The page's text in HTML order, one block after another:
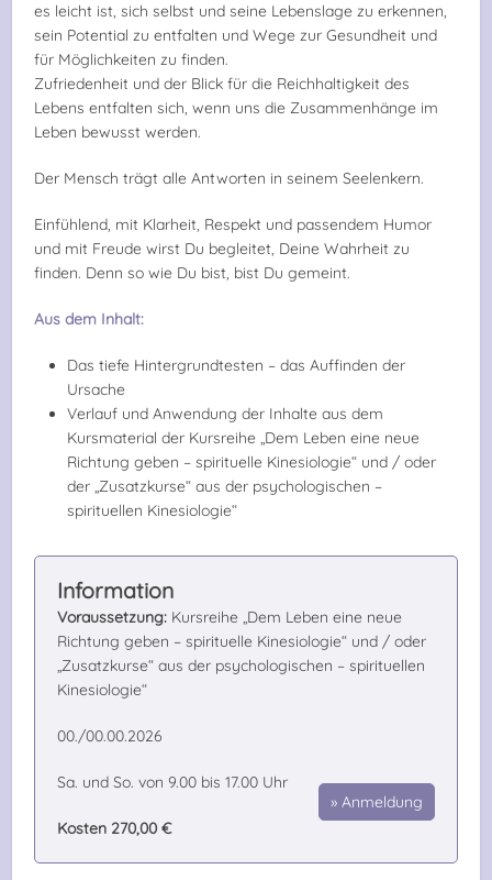
es leicht ist, sich selbst und seine Lebenslage zu erkennen,
sein Potential zu entfalten und Wege zur Gesundheit und
für Möglichkeiten zu finden.
Zufriedenheit und der Blick für die Reichhaltigkeit des
Lebens entfalten sich, wenn uns die Zusammenhänge im
Leben bewusst werden.
Der Mensch trägt alle Antworten in seinem Seelenkern.
Einfühlend, mit Klarheit, Respekt und passendem Humor
und mit Freude wirst Du begleitet, Deine Wahrheit zu
finden. Denn so wie Du bist, bist Du gemeint.
Aus dem Inhalt:
Das tiefe Hintergrundtesten – das Auffinden der
Ursache
Verlauf und Anwendung der Inhalte aus dem
Kursmaterial der Kursreihe „Dem Leben eine neue
Richtung geben – spirituelle Kinesiologie“ und / oder
der „Zusatzkurse“ aus der psychologischen –
spirituellen Kinesiologie“
Voraussetzung: Kursreihe „Dem Leben eine neue
Richtung geben – spirituelle Kinesiologie“ und / oder
„Zusatzkurse“ aus der psychologischen – spirituellen
Kinesiologie“
00./00.00.2026
Sa. und So. von 9.00 bis 17.00 Uhr
Anmeldung
Kosten 270,00 €